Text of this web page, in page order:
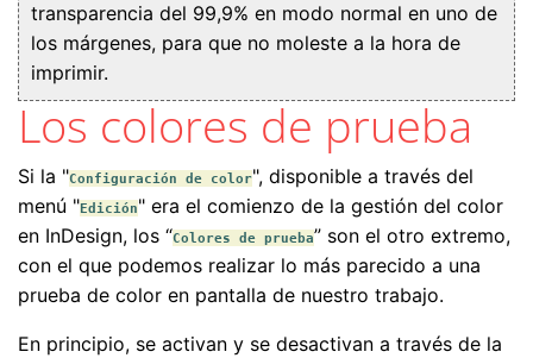
transparencia del 99,9% en modo normal en uno de
los márgenes, para que no moleste a la hora de
imprimir.
Los colores de prueba
Si la "Configuración de color", disponible a través del
menú "Edición" era el comienzo de la gestión del color
en InDesign, los “Colores de prueba” son el otro extremo,
con el que podemos realizar lo más parecido a una
prueba de color en pantalla de nuestro trabajo.
En principio, se activan y se desactivan a través de la